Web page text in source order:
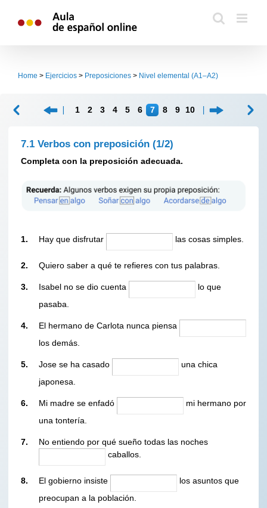
Home > Ejercicios > Preposiciones > Nivel elemental (A1–A2)
1 2 3 4 5 6 7 8 9 10
7.1 Verbos con preposición (1/2)
Completa con la preposición adecuada.
1. Hay que disfrutar las cosas simples.
2. Quiero saber a qué te refieres con tus palabras.
3. Isabel no se dio cuenta
lo que
pasaba.
4.
El hermano de Carlota nunca piensa
los demás.
5. Jose se ha casado
una chica
japonesa.
6. Mi madre se enfadó
mi hermano por
una tontería.
7.
No entiendo por qué sueño todas las noches
caballos.
8. El gobierno insiste
los asuntos que
preocupan a la población.